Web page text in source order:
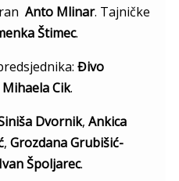
Anto Mlinar. Tajničke
Štimec.
Đivo
Mihaela Cik.
Dvornik, Ankica
, Grozdana Grubišić-
Ivan Špoljarec.